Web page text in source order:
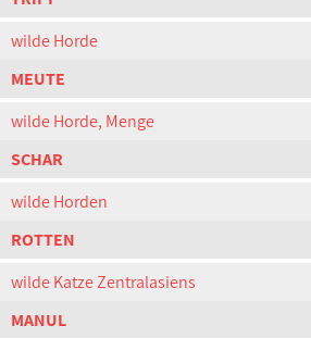
wilde Horde
MEUTE
wilde Horde, Menge
SCHAR
wilde Horden
ROTTEN
wilde Katze Zentralasiens
MANUL